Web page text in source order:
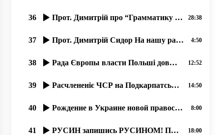
36 Прот. Димитрій про “Грамматику живого русинського языка“ Ч,2 од21.11.2019 28:38
37 Прот. Димитрій Сидор На нашу радость Америка ныні … 4:50
38 Рада Європы власти Польші довжні самі создати учебникы русинам. 30.01.2020 12:52
39 Расчлененіє ЧСР на Подкарпатську Русь, Чехію и Словакію. 1939. 14:50
40 Рождение в Украине новой православной журналистики, 19.06.2020, прот. Димитрий Сидор 8:00
41 РУСИН запишись РУСИНОМ! ПЕРЕПИС НАСЕЛЕННЯ В УКРАЇНІ 2020 року. 18:00